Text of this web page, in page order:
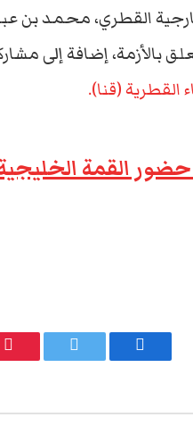
القطري، محمد بن
بالأزمة، إضافة إلى
القطرية (قنا).
القمة
فيسبوك تويتر